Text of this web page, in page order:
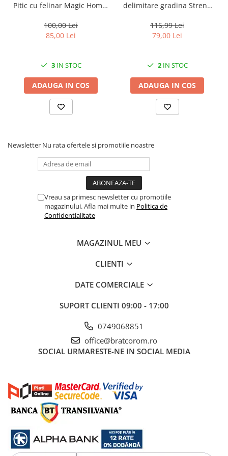
Aparate pentru stropit gradina
Articole antidaunatori gradina
Aspersoare
Furtunuri gradinarit
Hamace si leagane
Lampi solare
Lopeti si unelte deszapezit
Mobilier gradina
Programatoare stropire
Umbrele si pavilioane gradina
Detergenti de vase profesionali
Pentru masini de spalat si polish
Pentru spalare manuala
Detergenti lichizi profesionali
Igiena si Ingrijire personala
Pitic cu felinar Magic Home,
pentru grădină și curte
100,00 Lei
85,00 Lei
3IN STOC
ADAUGA IN COS
delimitare gradina Strend
lungime totala 4.8 m
116,99 Lei
79,00 Lei
2IN STOC
ADAUGA IN COS
Newsletter Nu rata ofertele si promotiile noastre
Vreau sa primesc newsletter cu promotiile
magazinului. Afla mai multe in Politica de
Confidentialitate
MAGAZINUL MEU
CLIENTI
DATE COMERCIALE
SUPORT CLIENTI 09:00 - 17:00
0749068851
office@bratcorom.ro
SOCIAL URMARESTE-NE IN SOCIAL MEDIA